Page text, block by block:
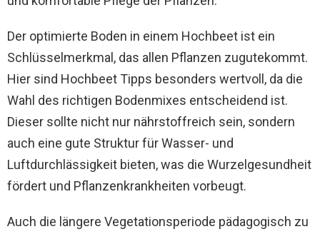
Der optimierte Boden in einem Hochbeet ist ein
Schlüsselmerkmal, das allen Pflanzen zugutekommt.
Hier sind Hochbeet Tipps besonders wertvoll, da die
Wahl des richtigen Bodenmixes entscheidend ist.
Dieser sollte nicht nur nährstoffreich sein, sondern
auch eine gute Struktur für Wasser- und
Luftdurchlässigkeit bieten, was die Wurzelgesundheit
fördert und Pflanzenkrankheiten vorbeugt.
Auch die längere Vegetationsperiode pädagogisch zu